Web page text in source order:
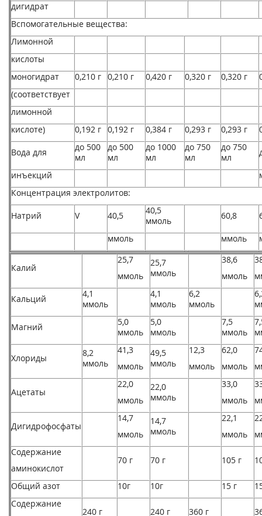
дигидрат
Вспомогательные вещества:
Лимонной
кислоты
моногидрат
0,210 г 0,210 г 0,420 г 0,320 г 0,320 г
(соответствует
лимонной
кислоте)
0,192 г 0,192 г 0,384 г 0,293 г 0,293 г
Вода для
до 500
мл
до 500
мл
до 1000
мл
до 750
мл
до 750
мл
инъекций
Концентрация электролитов:
Натрий V 40,5
40,5
ммоль
60,8
ммоль ммоль
Калий
25,7
ммоль
25,7
ммоль
38,6
ммоль
Кальций
4,1
ммоль
4,1
ммоль
6,2
ммоль
Магний
5,0
ммоль
5,0
ммоль
7,5
ммоль
Хлориды
8,2
ммоль
41,3
ммоль
49,5
ммоль
12,3
ммоль
62,0
ммоль
Ацетаты
22,0
ммоль
22,0
ммоль
33,0
ммоль
Дигидрофосфаты
14,7
ммоль
14,7
ммоль
22,1
ммоль
Содержание
аминокислот
70 г 70 г 105 г
Общий азот 10г 10г 15 г
Содержание
240 г 240 г 360 г